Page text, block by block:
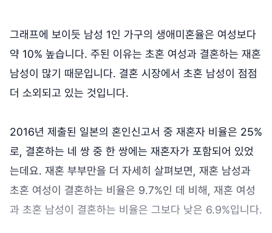
그래프에 보이듯 남성 1인 가구의 생애미혼율은 여성보다
약 10% 높습니다. 주된 이유는 초혼 여성과 결혼하는 재혼
남성이 많기 때문입니다. 결혼 시장에서 초혼 남성이 점점
더 소외되고 있는 것입니다.
2016년 제출된 일본의 혼인신고서 중 재혼자 비율은 25%
로, 결혼하는 네 쌍 중 한 쌍에는 재혼자가 포함되어 있었
는데요. 재혼 부부만을 더 자세히 살펴보면, 재혼 남성과
초혼 여성이 결혼하는 비율은 9.7%인 데 비해, 재혼 여성
과 초혼 남성이 결혼하는 비율은 그보다 낮은 6.9%입니다.